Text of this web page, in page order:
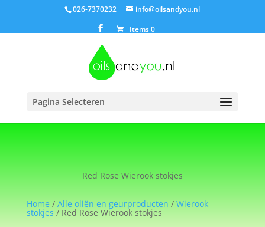
026-7370232
info@oilsandyou.nl
Items 0
Pagina Selecteren
Red Rose Wierook stokjes
Home / Alle oliën en geurproducten / Wierook
stokjes / Red Rose Wierook stokjes